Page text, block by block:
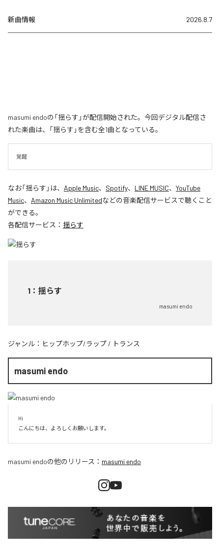
新曲情報 2026.8.7
masumi endoの「揺らす」が配信開始された。今回デジタル配信さ
れた楽曲は、「揺らす」を含む全1曲となっている。
覚醒
なお「揺らす 」は、 Apple Music、 Spotify、 LINE MUSIC、 YouTube
Music、 Amazon Music Unlimitedなどの音楽配信サービスで聴くこと
ができる。
各配信サービス： 揺らす
1 ： 揺らす
masumi endo
ジャンル： ヒップホップ/ラップ / トランス
masumi endo
Hi
こんにちは、よろしくお願いします。
masumi endoの他のリリース： masumi endo